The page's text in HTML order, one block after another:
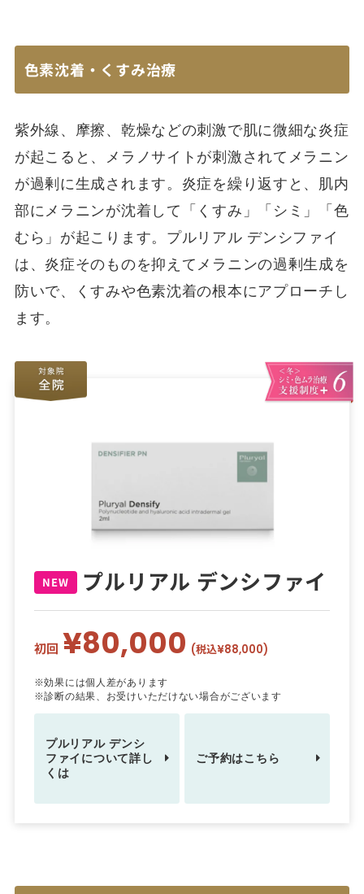
色素沈着・くすみ治療
紫外線、摩擦、乾燥などの刺激で肌に微細な炎症
が起こると、メラノサイトが刺激されてメラニン
が過剰に生成されます。炎症を繰り返すと、肌内
部にメラニンが沈着して「くすみ」「シミ」「色
むら」が起こります。プルリアル デンシファイ
は、炎症そのものを抑えてメラニンの過剰生成を
防いで、くすみや色素沈着の根本にアプローチし
ます。
NEW プルリアル デンシファイ
初回 ¥80,000 (税込¥88,000)
※効果には個人差があります
※診断の結果、お受けいただけない場合がございます
プルリアル デンシ
ファイについて詳し
くは
ご予約はこちら